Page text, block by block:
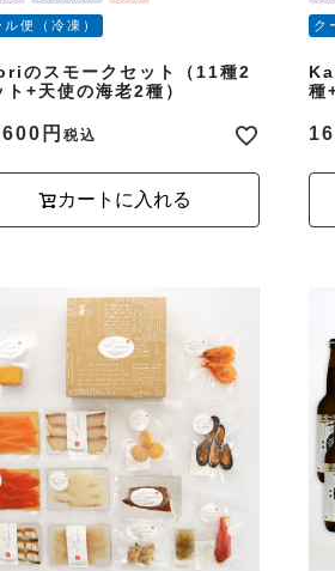
ル便（冷凍）
のスモークセット（11種2
ト+天使の海老2種）
税込
カートに入れる
ク
種